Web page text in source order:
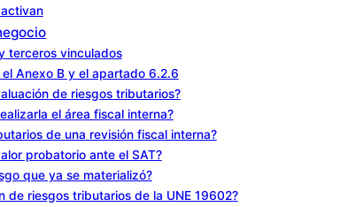
terceros vinculados
Anexo B y el apartado 6.2.6
de riesgos tributarios?
el área fiscal interna?
de una revisión fiscal interna?
probatorio ante el SAT?
que ya se materializó?
de riesgos tributarios de la UNE 19602?